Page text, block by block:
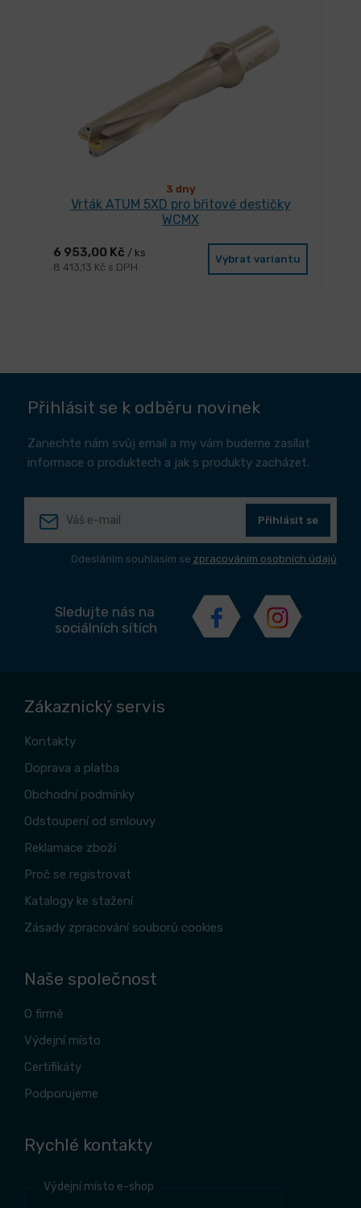
3 dny
Vrták ATUM 5XD pro břitové destičky
WCMX
6 953,00 Kč / ks
8 413,13 Kč s DPH
Vybrat variantu
Přihlásit se k odběru novinek
Zanechte nám svůj email a my vám budeme zasílat
informace o produktech a jak s produkty zacházet.
Přihlásit se
Odesláním souhlasím se zpracováním osobních údajů
Sledujte nás na
sociálních sítích
Zákaznický servis
Kontakty
Doprava a platba
Obchodní podmínky
Odstoupení od smlouvy
Reklamace zboží
Proč se registrovat
Katalogy ke stažení
Zásady zpracování souborů cookies
Naše společnost
O firmě
Výdejní místo
Certifikáty
Podporujeme
Rychlé kontakty
Výdejní místo e-shop